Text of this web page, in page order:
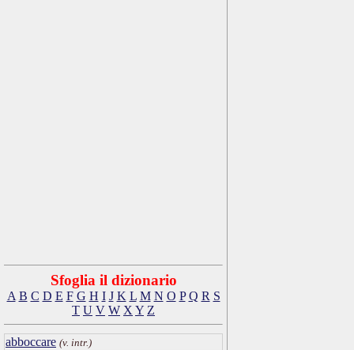
Sfoglia il dizionario
A B C D E F G H I J K L M N O P Q R S
T U V W X Y Z
abboccare (v. intr.)